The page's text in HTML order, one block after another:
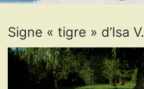
Signe « tigre » d’Isa V.